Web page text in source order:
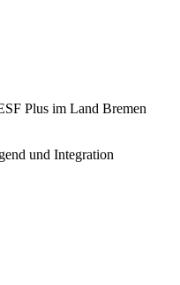
Plus im Land Bremen
und Integration